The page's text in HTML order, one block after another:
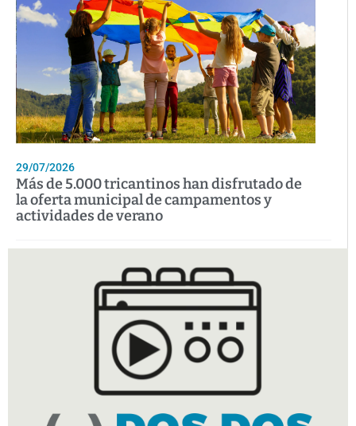
29/07/2026
Más de 5.000 tricantinos han disfrutado de
la oferta municipal de campamentos y
actividades de verano